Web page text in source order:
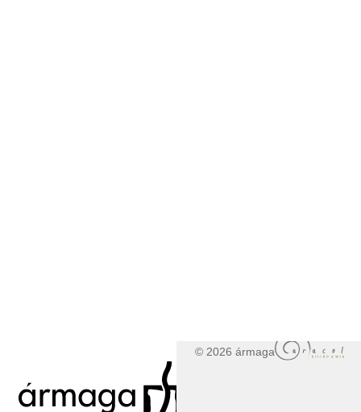
© 2026 ármaga